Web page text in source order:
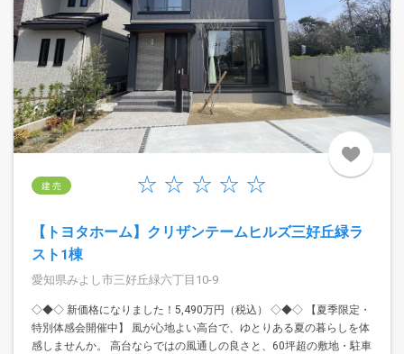
建 売
【トヨタホーム】クリザンテームヒルズ三好丘緑ラ
スト1棟
愛知県みよし市三好丘緑六丁目10-9
◇◆◇ 新価格になりました！5,490万円（税込） ◇◆◇ 【夏季限定・
特別体感会開催中】 風が心地よい高台で、ゆとりある夏の暮らしを体
感しませんか。 高台ならではの風通しの良さと、60坪超の敷地・駐車